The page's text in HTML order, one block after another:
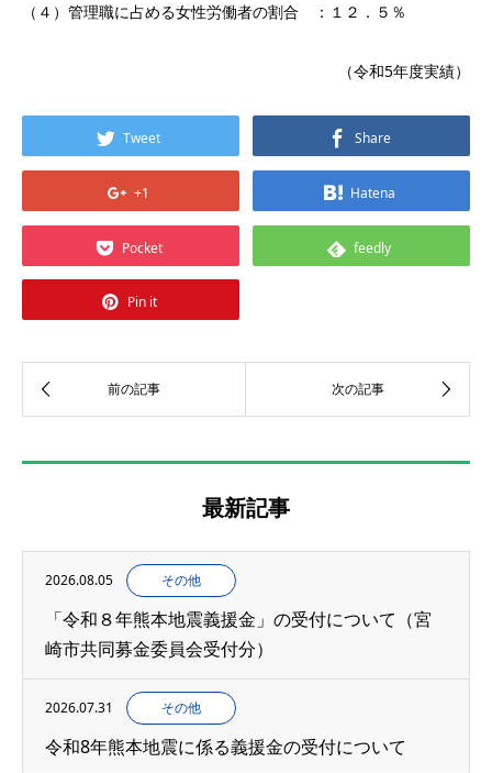
（４）管理職に占める女性労働者の割合 ：１２．５％
（令和5年度実績）
Tweet Share
+1 Hatena
Pocket feedly
Pin it
最新記事
2026.08.05 その他
「令和８年熊本地震義援金」の受付について（宮
崎市共同募金委員会受付分）
2026.07.31 その他
令和8年熊本地震に係る義援金の受付について